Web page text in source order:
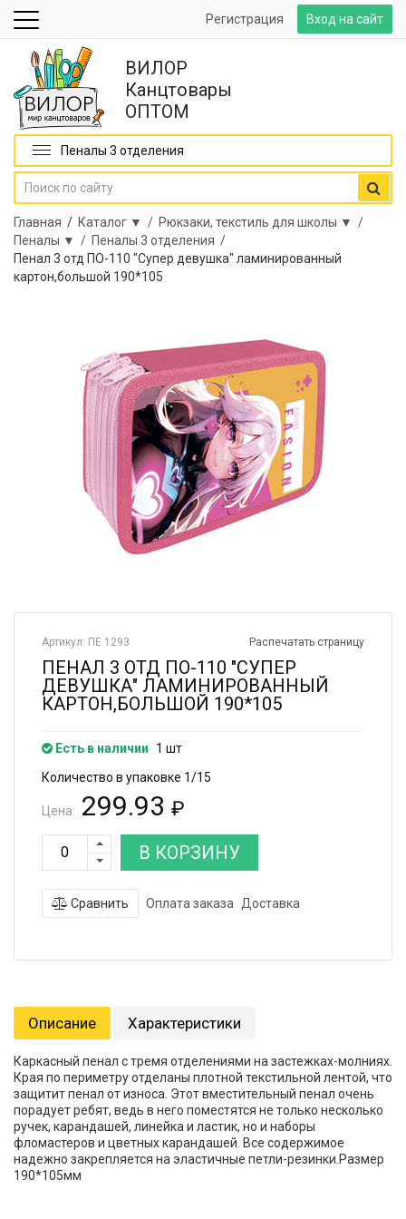
Вход на сайт
Регистрация
ВИЛОР
Канцтовары
ОПТОМ
Пеналы 3 отделения
Главная / Каталог ▼ / Рюкзаки, текстиль для школы ▼ /
Пеналы ▼ / Пеналы 3 отделения /
Пенал 3 отд ПО-110 "Супер девушка" ламинированный
картон,большой 190*105
Распечатать страницу
Артикул: ПЕ 1293
ПЕНАЛ 3 ОТД ПО-110 "СУПЕР
ДЕВУШКА" ЛАМИНИРОВАННЫЙ
КАРТОН,БОЛЬШОЙ 190*105
Есть в наличии
1 шт
Количество в упаковке 1/15
Цена: 299.93 ₽
В КОРЗИНУ
Сравнить Оплата заказа Доставка
Описание Характеристики
Каркасный пенал с тремя отделениями на застежках-молниях.
Края по периметру отделаны плотной текстильной лентой, что
защитит пенал от износа. Этот вместительный пенал очень
порадует ребят, ведь в него поместятся не только несколько
ручек, карандашей, линейка и ластик, но и наборы
фломастеров и цветных карандашей. Все содержимое
надежно закрепляется на эластичные петли-резинки.Размер
190*105мм